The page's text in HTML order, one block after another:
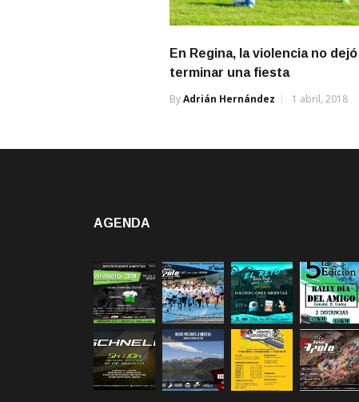
En Regina, la violencia no dejó
terminar una fiesta
ByAdrián Hernández 1 abril, 2018
AGENDA